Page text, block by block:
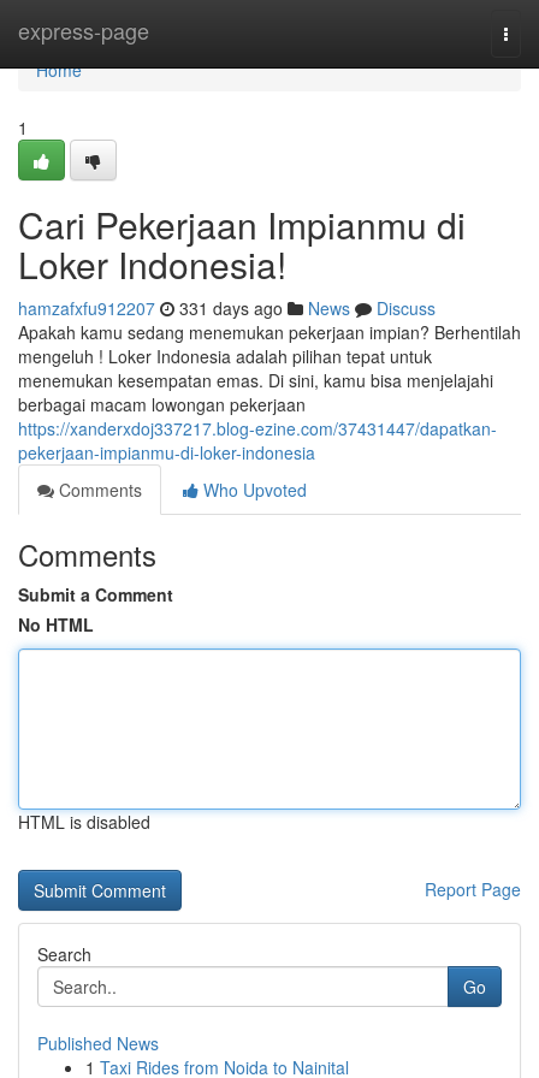
express-page
Home
Home
1
Cari Pekerjaan Impianmu di
Loker Indonesia!
hamzafxfu912207 331 days ago News
Discuss
Apakah kamu sedang menemukan pekerjaan impian? Berhentilah
mengeluh ! Loker Indonesia adalah pilihan tepat untuk
menemukan kesempatan emas. Di sini, kamu bisa menjelajahi
berbagai macam lowongan pekerjaan
https://xanderxdoj337217.blog-ezine.com/37431447/dapatkan-
pekerjaan-impianmu-di-loker-indonesia
Comments
Who Upvoted
Comments
Submit a Comment
No HTML
HTML is disabled
Report Page
Search
Go
Published News
1 Taxi Rides from Noida to Nainital